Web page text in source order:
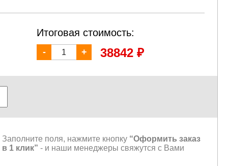
Итоговая стоимость:
- + 38842 ₽
Заполните поля, нажмите кнопку “Оформить заказ
в 1 клик” - и наши менеджеры свяжутся с Вами